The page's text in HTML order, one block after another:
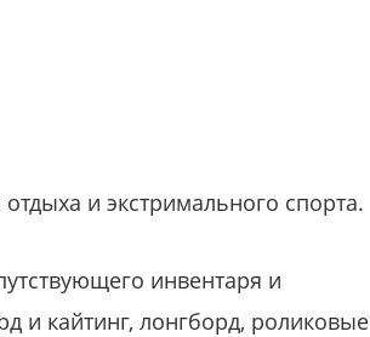
и экстримального спорта.
инвентаря и
и кайтинг, лонгборд, роликовые